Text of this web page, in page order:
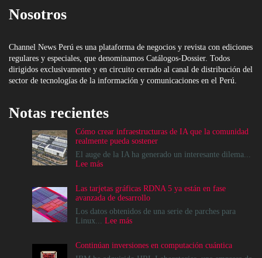
Nosotros
Channel News Perú es una plataforma de negocios y revista con ediciones
regulares y especiales, que denominamos Catálogos-Dossier. Todos
dirigidos exclusivamente y en circuito cerrado al canal de distribución del
sector de tecnologías de la información y comunicaciones en el Perú.
Notas recientes
Cómo crear infraestructuras de IA que la comunidad
realmente pueda sostener
El auge de la IA ha generado un interesante dilema...
Lee más:
infraestructuras
de
IA
que
realmente
Las tarjetas gráficas RDNA 5 ya están en fase
avanzada de desarrollo
Los datos obtenidos de una serie de parches para
Linux... Lee más:
gráficas
Continúan inversiones en computación cuántica